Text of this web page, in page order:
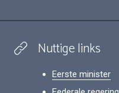
Nuttige links
Eerste minister